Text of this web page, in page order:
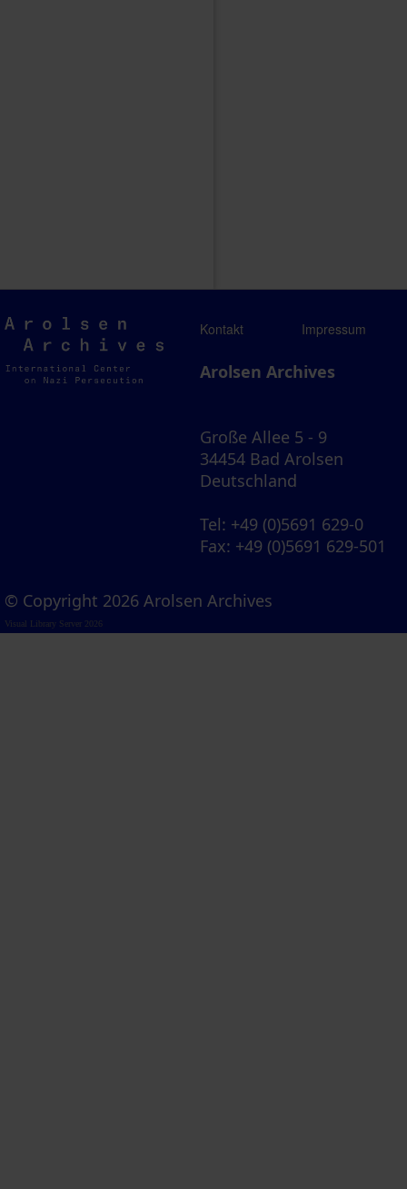
Arolsen
Archives
Kontakt Impressum
Arolsen Archives
Große Allee 5 - 9
34454 Bad Arolsen
Deutschland
Tel: +49 (0)5691 629-0
Fax: +49 (0)5691 629-501
© Copyright 2026 Arolsen Archives
Visual Library Server 2026